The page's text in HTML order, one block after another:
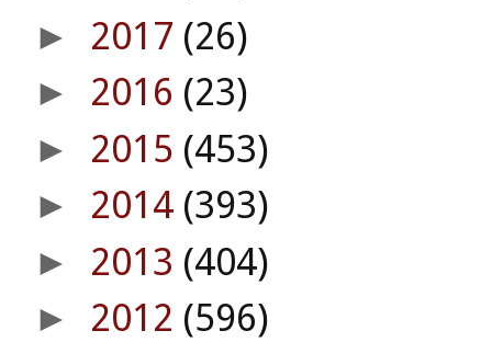
► 2017 (26)
► 2016 (23)
► 2015 (453)
► 2014 (393)
► 2013 (404)
► 2012 (596)